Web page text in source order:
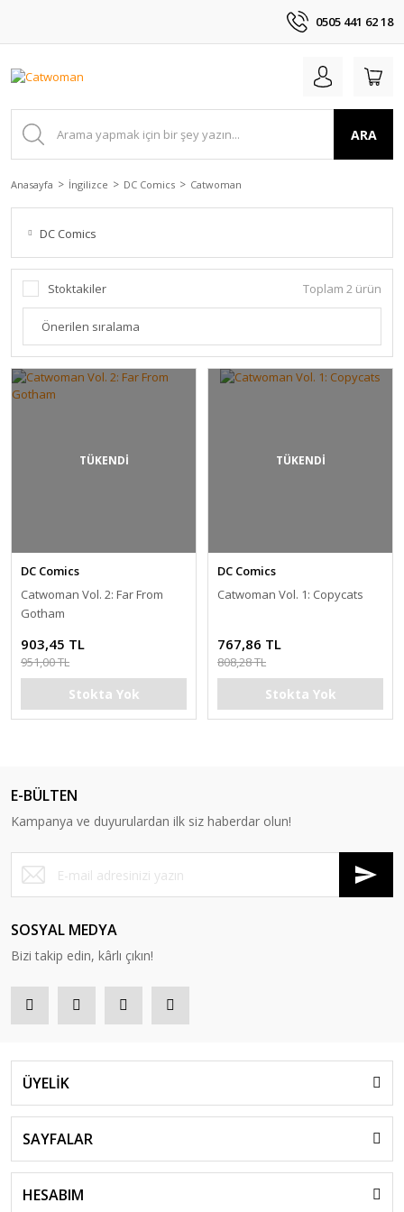
0505 441 62 18
ARA
Anasayfa İngilizce DC Comics Catwoman
DC Comics
Stoktakiler Toplam 2 ürün
TÜKENDİ
DC Comics
Catwoman Vol. 2: Far From
Gotham
903,45 TL
951,00 TL
Stokta Yok
TÜKENDİ
DC Comics
Catwoman Vol. 1: Copycats
767,86 TL
808,28 TL
Stokta Yok
E-BÜLTEN
Kampanya ve duyurulardan ilk siz haberdar olun!
SOSYAL MEDYA
Bizi takip edin, kârlı çıkın!
ÜYELİK
SAYFALAR
HESABIM